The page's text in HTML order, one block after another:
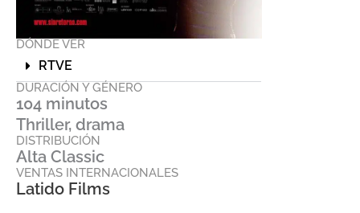
DÓNDE VER
RTVE
DURACIÓN Y GÉNERO
104 minutos
Thriller, drama
DISTRIBUCIÓN
Alta Classic
VENTAS INTERNACIONALES
Latido Films